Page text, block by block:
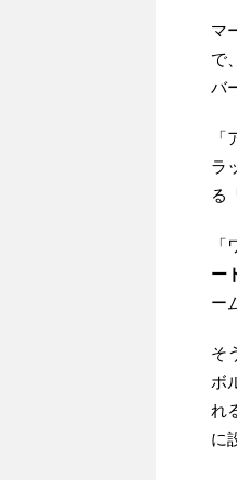
マ
で
バ
ラ
る
ー
ー
そ
ボ
れ
に